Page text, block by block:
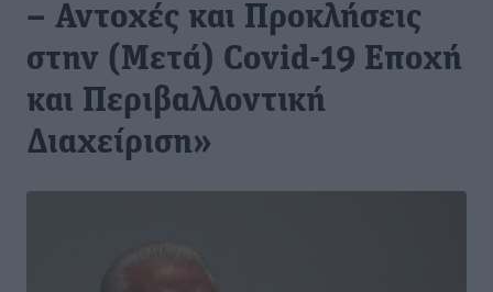
– Αντοχές και Προκλήσεις
στην (Μετά) Covid-19 Εποχή
και Περιβαλλοντική
Διαχείριση»